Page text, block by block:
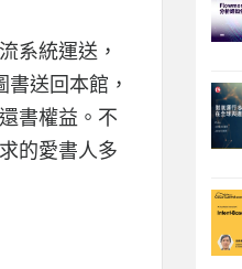
系統運送，
送回本館，
書權益。不
的愛書人多